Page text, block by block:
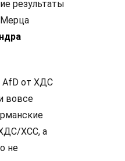
результаты
AfD от ХДС
вовсе
ХСС, а
не